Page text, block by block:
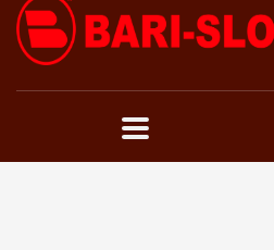
Promo items with your design
Coasters
Magnets